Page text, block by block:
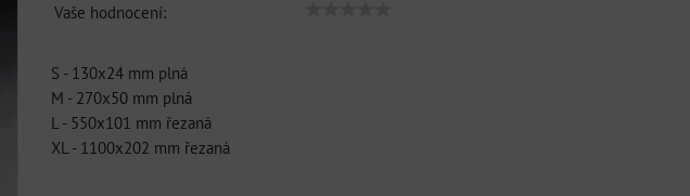
Vaše hodnocení:
S - 130x24 mm plná
M - 270x50 mm plná
L - 550x101 mm řezaná
XL - 1100x202 mm řezaná